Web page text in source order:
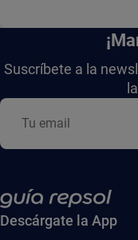
Suscríbete a la
Descárgate la App